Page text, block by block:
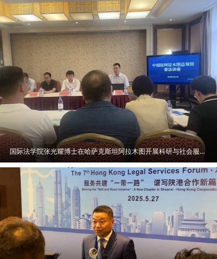
国际法学院张光耀博士在哈萨克斯坦阿拉木图开展科研与社会服务活动